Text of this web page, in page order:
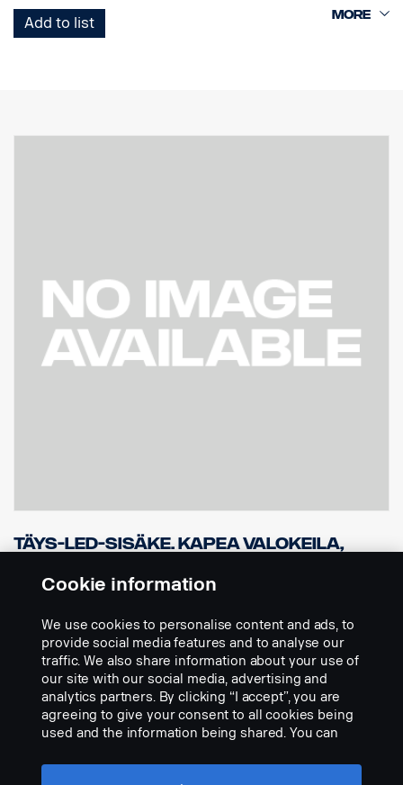
Nykyisten halogeenivalojen muutosasennus Full-LED-valoiksi
vaikuttaa huomattavasti suorituskykyyn ja tyyliin.
Add to list
Täys-LED-sisäke. Kapea valokeila,
Part Description:
Täys-LED-sisäke Hella Luminator Metal, Chromium sekä Hella
Rallye 3003 -koteloiden päivitykseen. Kapea valokeila. Ref. 50.
Nykyisten halogeenivalojen muutosasennus Full-LED-valoiksi
vaikuttaa huomattavasti suorituskykyyn ja tyyliin.
Cookie information
We use cookies to personalise content and ads, to
provide social media features and to analyse our
traffic. We also share information about your use of
our site with our social media, advertising and
analytics partners. By clicking “I accept”, you are
agreeing to give your consent to all cookies being
used and the information being shared. You can
settings” and selecting the categories you’d like to